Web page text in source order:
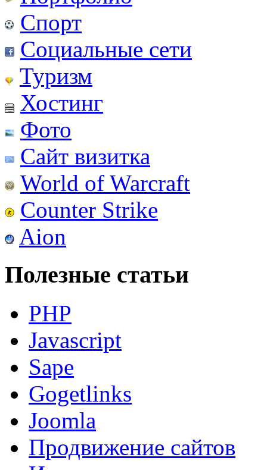
Спорт
Социальные сети
Туризм
Хостинг
Фото
Сайт визитка
World of Warcraft
Counter Strike
Aion
Полезные статьи
PHP
Javascript
Sape
Gogetlinks
Joomla
Продвижение сайтов